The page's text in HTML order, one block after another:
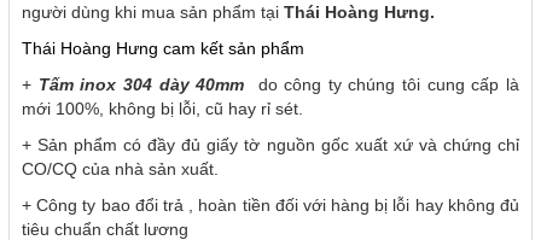
người dùng khi mua sản phẩm tại Thái Hoàng Hưng.
Thái Hoàng Hưng cam kết sản phẩm
+ Tấm inox 304 dày 40mm
do công ty chúng tôi cung cấp là
mới 100%, không bị lỗi, cũ hay rỉ sét.
+ Sản phẩm có đầy đủ giấy tờ nguồn gốc xuất xứ và chứng chỉ
CO/CQ của nhà sản xuất.
+ Công ty bao đổi trả , hoàn tiền đối với hàng bị lỗi hay không đủ
tiêu chuẩn chất lương